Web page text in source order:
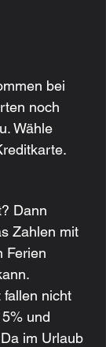
bei
noch
Wähle
Dann
Zahlen mit
Ferien
nicht
und
im Urlaub